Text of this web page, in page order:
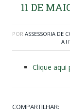
11 DE
POR ASSESSORIA DE
Clique aqui
COMPARTILHAR: